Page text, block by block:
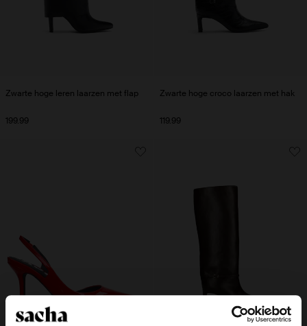
Zwarte hoge leren laarzen met flap
199.99
Zwarte hoge croco laarzen met hak
119.99